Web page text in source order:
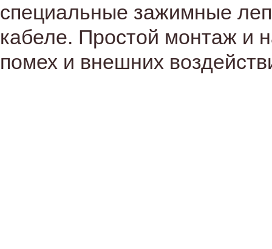
специальные зажимные
кабеле. Простой монтаж и
помех и внешних